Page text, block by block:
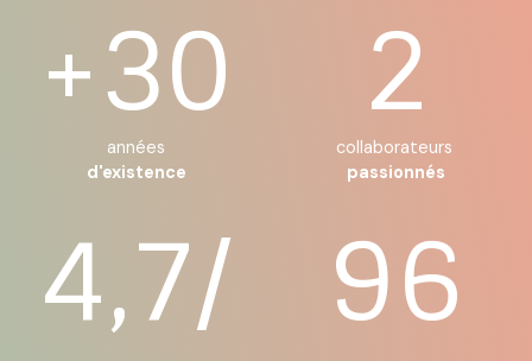
+30
années
d'existence
2
collaborateurs
passionnés
4,7/
96